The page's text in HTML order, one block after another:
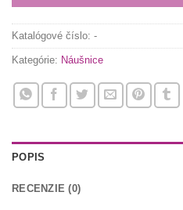
Katalógové číslo: -
Kategórie: Náušnice
POPIS
RECENZIE (0)